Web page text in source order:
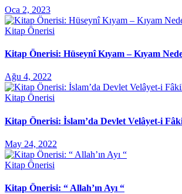
Oca 2, 2023
Kitap Önerisi
Kitap Önerisi: Hüseynî Kıyam – Kıyam
Ağu 4, 2022
Kitap Önerisi
Kitap Önerisi: İslam’da Devlet Velâyet-i
May 24, 2022
Kitap Önerisi
Kitap Önerisi: “ Allah’ın Ayı “